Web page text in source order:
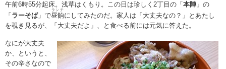
午前6時55分起床。浅草はくもり。この日は珍しく2丁目の「 本陣 」の
「 ラーそば」で昼餉
ランチ
にしてみたのだ。家人は「大丈夫なの？」とあたし
を覗き見るが、「大丈夫だよ」、と食べる前には元気に答えた。
なにが大丈夫
か、というと、
その辛さなので